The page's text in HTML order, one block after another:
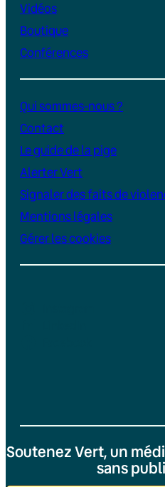
Vidéos
Boutique
Conférences
Qui sommes-nous ?
Contact
Le guide de la pige
Alerter Vert
Signaler des faits de
Mentions légales
Gérer les cookies
Soutenez Vert, un
sans